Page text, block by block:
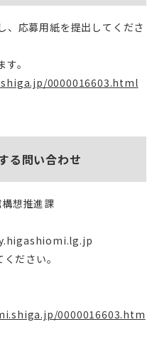
、応募用紙を提出してくださ
。
0000016603.html
る問い合わせ
想推進課
ださい。
0000016603.htm